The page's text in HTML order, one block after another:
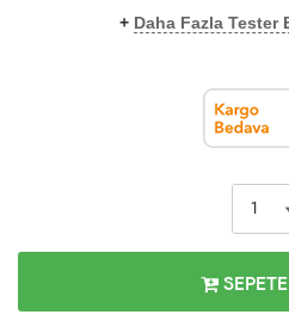
+ Daha Fazla Tester